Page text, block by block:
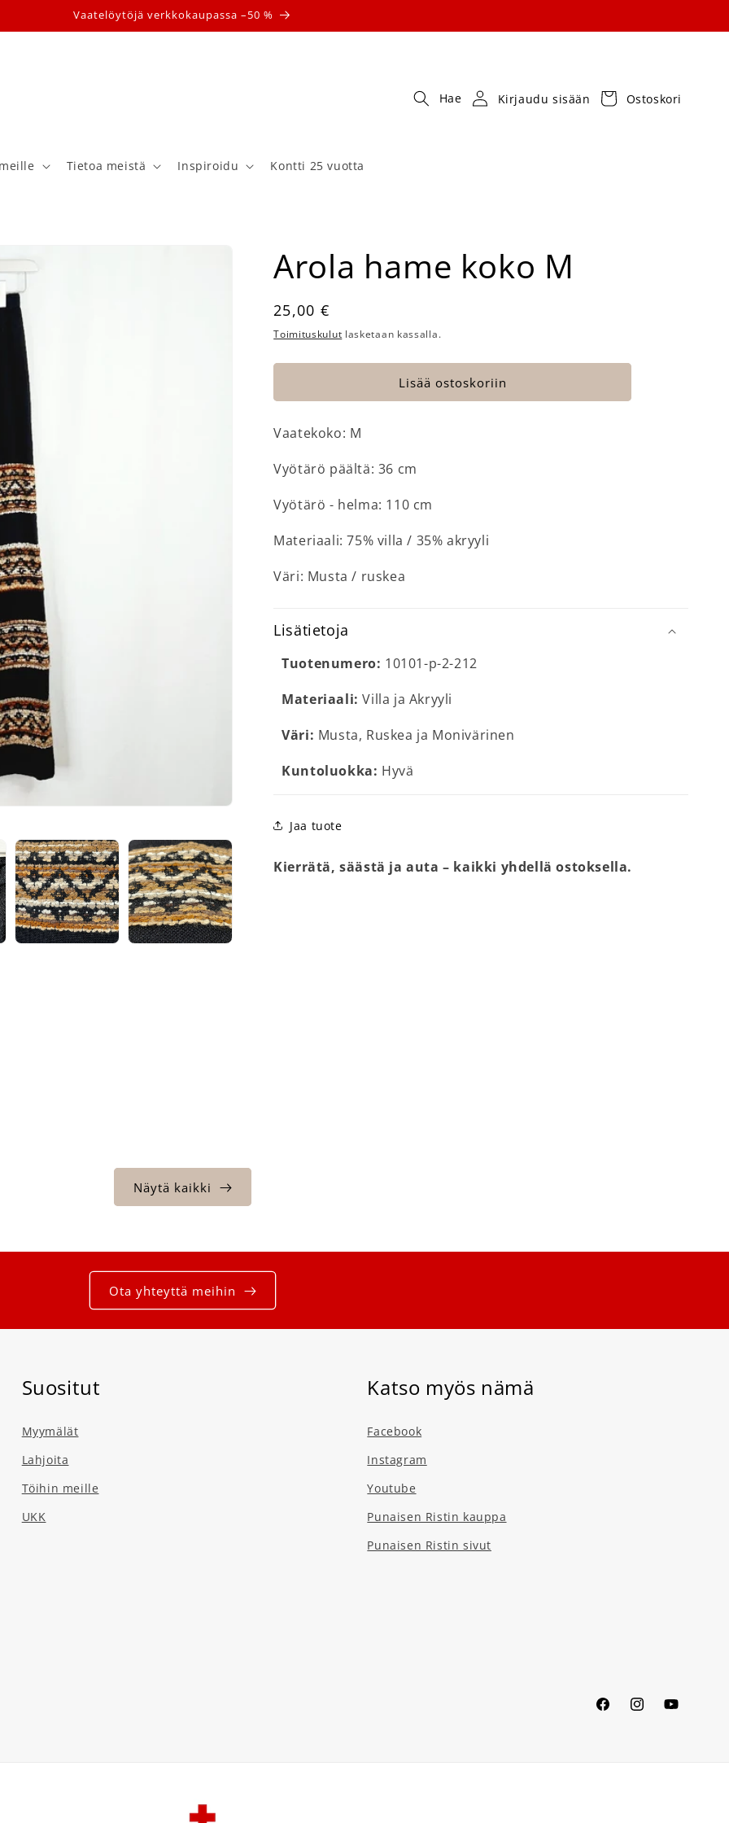
Vaatelöytöjä verkkokaupassa –50 %
Tietoa meistä Inspiroidu Kontti 25 vuotta
Hae
sisään
Kirjaudu sisään Ostoskori
Ostoskori
Arola hame koko M
Normaalihinta
25,00 €
Toimituskulut lasketaan kassalla.
Lisää ostoskoriin
Vaatekoko: M
Vyötärö päältä: 36 cm
Vyötärö - helma: 110 cm
Materiaali: 75% villa / 35% akryyli
Väri: Musta / ruskea
Lisätietoja
Tuotenumero: 10101-p-2-212
Materiaali: Villa ja Akryyli
Väri: Musta, Ruskea ja Monivärinen
Kuntoluokka: Hyvä
Jaa tuote
Kierrätä, säästä ja auta – kaikki yhdellä ostoksella.
Näytä kaikki
Ota yhteyttä meihin
Suositut
Myymälät
Lahjoita
Töihin meille
UKK
Katso myös nämä
Facebook
Instagram
Youtube
Punaisen Ristin kauppa
Punaisen Ristin sivut
FacebookInstagramYouTube